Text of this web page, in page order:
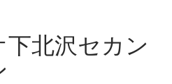
北沢セカン